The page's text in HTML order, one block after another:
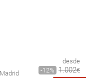
desde
12
1.002€